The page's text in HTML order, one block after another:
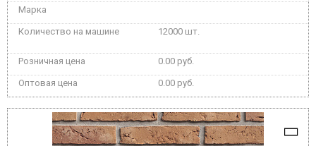
12000 шт.
0.00 руб.
0.00 руб.